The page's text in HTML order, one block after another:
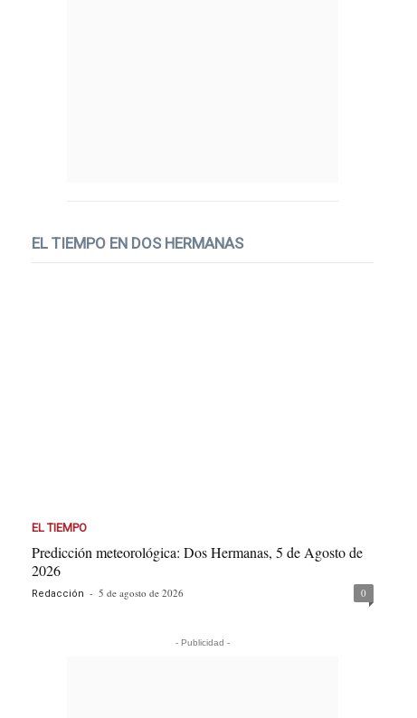
EL TIEMPO EN DOS HERMANAS
EL TIEMPO
Predicción meteorológica: Dos Hermanas, 5 de Agosto de
2026
Redacción - 5 de agosto de 2026 0
- Publicidad -